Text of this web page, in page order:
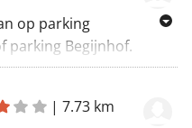
op parking
parking Begijnhof.
naar het Begijnhof.
voor het uur) en de
|7.73 km